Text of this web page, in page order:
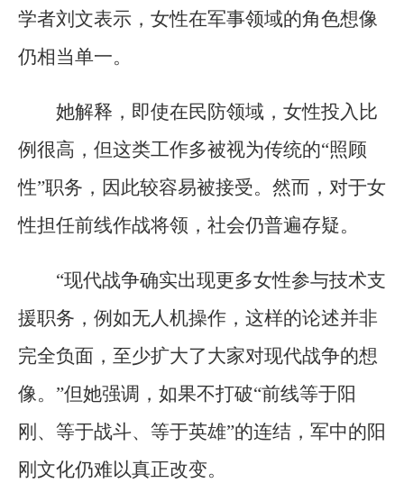
学者刘文表示，女性在军事领域的角色想像
仍相当单一。
她解释，即使在民防领域，女性投入比
例很高，但这类工作多被视为传统的“照顾
性”职务，因此较容易被接受。然而，对于女
性担任前线作战将领，社会仍普遍存疑。
“现代战争确实出现更多女性参与技术支
援职务，例如无人机操作，这样的论述并非
完全负面，至少扩大了大家对现代战争的想
像。”但她强调，如果不打破“前线等于阳
刚、等于战斗、等于英雄”的连结，军中的阳
刚文化仍难以真正改变。